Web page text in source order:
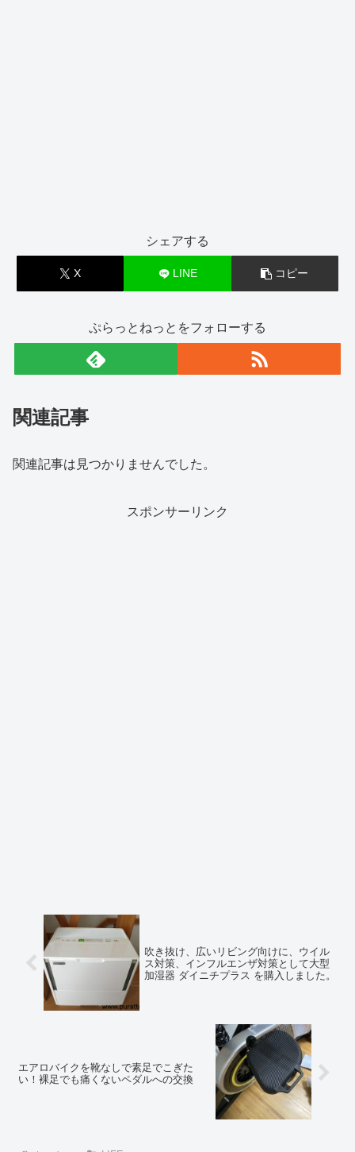
シェアする
X LINE コピー
ぷらっとねっとをフォローする
関連記事
関連記事は見つかりませんでした。
スポンサーリンク
吹き抜け、広いリビング向けに、ウイル
ス対策、インフルエンザ対策として大型
加湿器 ダイニチプラス を購入しました。
エアロバイクを靴なしで素足でこぎた
い！裸足でも痛くないペダルへの交換